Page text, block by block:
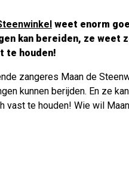
weet enorm
kan bereiden, ze weet
te houden!
zangeres Maan de
kunnen berijden. En ze
vast te houden! Wie wil